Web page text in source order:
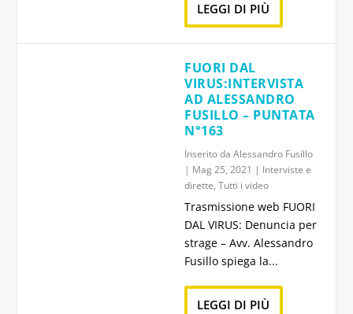
LEGGI DI PIÙ
FUORI DAL
VIRUS:INTERVISTA
AD ALESSANDRO
FUSILLO – PUNTATA
N°163
Inserito da Alessandro Fusillo
| Mag 25, 2021 | Interviste e
dirette, Tutti i video
Trasmissione web FUORI
DAL VIRUS: Denuncia per
strage – Avv. Alessandro
Fusillo spiega la...
LEGGI DI PIÙ